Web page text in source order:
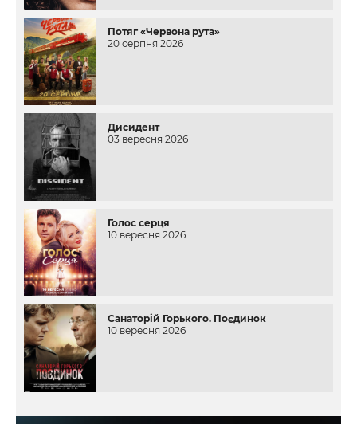
Потяг «Червона рута»
20 серпня 2026
Дисидент
03 вересня 2026
Голос серця
10 вересня 2026
Санаторій Горького. Поєдинок
10 вересня 2026